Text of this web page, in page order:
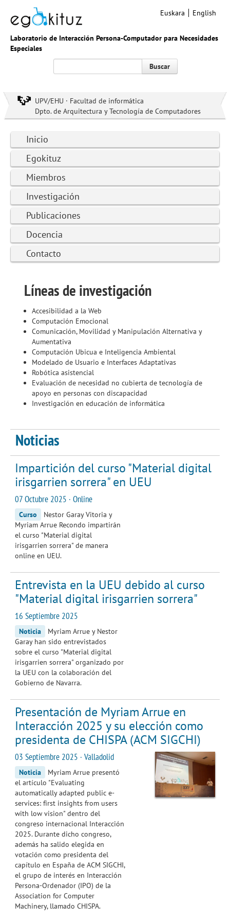
Laboratorio de Interacción Persona-Computador para Necesidades
Especiales
Euskara English
Buscar
UPV/EHU · Facultad de informática
Dpto. de Arquitectura y Tecnología de Computadores
Inicio
Egokituz
Miembros
Investigación
Publicaciones
Docencia
Contacto
Líneas de investigación
Accesibilidad a la Web
Computación Emocional
Comunicación, Movilidad y Manipulación Alternativa y
Aumentativa
Computación Ubicua e Inteligencia Ambiental
Modelado de Usuario e Interfaces Adaptativas
Robótica asistencial
Evaluación de necesidad no cubierta de tecnología de
apoyo en personas con discapacidad
Investigación en educación de informática
Noticias
Impartición del curso "Material digital
irisgarrien sorrera" en UEU
07 Octubre 2025 · Online
Curso
Nestor Garay Vitoria y
Myriam Arrue Recondo impartirán
el curso "Material digital
irisgarrien sorrera" de manera
online en UEU.
Entrevista en la UEU debido al curso
"Material digital irisgarrien sorrera"
16 Septiembre 2025
Noticia
Myriam Arrue y Nestor
Garay han sido entrevistados
sobre el curso "Material digital
irisgarrien sorrera" organizado por
la UEU con la colaboración del
Gobierno de Navarra.
Presentación de Myriam Arrue en
Interacción 2025 y su elección como
presidenta de CHISPA (ACM SIGCHI)
03 Septiembre 2025 · Valladolid
Noticia
Myriam Arrue presentó
el artículo "Evaluating
automatically adapted public e-
services: first insights from users
with low vision" dentro del
congreso internacional Interacción
2025. Durante dicho congreso,
además ha salido elegida en
votación como presidenta del
capítulo en España de ACM SIGCHI,
el grupo de interés en Interacción
Persona-Ordenador (IPO) de la
Association for Computer
Machinery, llamado CHISPA.